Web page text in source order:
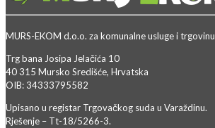
MURS-EKOM d.o.o. za komunalne usluge i trgovinu
Trg bana Josipa Jelačića 10
40 315 Mursko Središće, Hrvatska
OIB: 34333795582
Upisano u registar Trgovačkog suda u Varaždinu.
Rješenje – Tt-18/5266-3.